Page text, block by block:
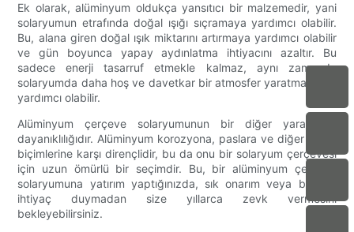
Ek olarak, alüminyum oldukça yansıtıcı bir malzemedir, yani
solaryumun etrafında doğal ışığı sıçramaya yardımcı olabilir.
Bu, alana giren doğal ışık miktarını artırmaya yardımcı olabilir
ve gün boyunca yapay aydınlatma ihtiyacını azaltır. Bu
sadece enerji tasarruf etmekle kalmaz, aynı zamanda
solaryumda daha hoş ve davetkar bir atmosfer yaratmaya da
yardımcı olabilir.
Alüminyum çerçeve solaryumunun bir diğer yararı da
dayanıklılığıdır. Alüminyum korozyona, paslara ve diğer hasar
biçimlerine karşı dirençlidir, bu da onu bir solaryum çerçevesi
için uzun ömürlü bir seçimdir. Bu, bir alüminyum çerçeve
solaryumuna yatırım yaptığınızda, sık onarım veya bakıma
ihtiyaç duymadan size yıllarca zevk vermesini
bekleyebilirsiniz.